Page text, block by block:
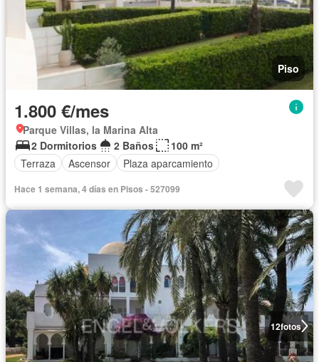
Piso
1.800 €/mes
Parque Villas, la Marina Alta
2 Dormitorios
2 Baños
100 m²
Terraza
Ascensor Plaza aparcamiento
Hace 1 semana, 4 días en Pisos - 527099
12fotos